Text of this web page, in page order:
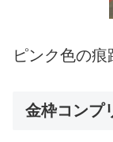
ピンク色の痕
金枠コンプ